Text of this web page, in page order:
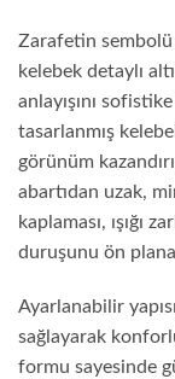
Zarafetin
kelebek detaylı
anlayışını
tasarlanmış
görünüm
abartıdan uzak,
kaplaması, ışığı
duruşunu ön plana
Ayarlanabilir
sağlayarak
formu sayesinde